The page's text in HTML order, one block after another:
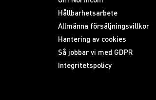
Hållbarhetsarbete
Allmänna försäljningsvillkor
Hantering av cookies
Så jobbar vi med GDPR
Integritetspolicy